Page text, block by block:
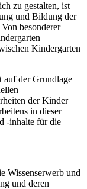
zu gestalten, ist
und Bildung der
besonderer
Kindergarten
auf der Grundlage
der Kinder
in dieser
-inhalte für die
Wissenserwerb und
und deren